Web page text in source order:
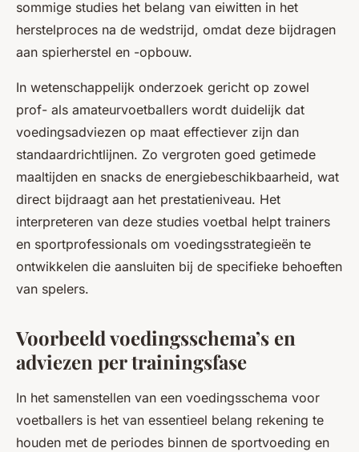
sommige studies het belang van eiwitten in het
herstelproces na de wedstrijd, omdat deze bijdragen
aan spierherstel en -opbouw.
In wetenschappelijk onderzoek gericht op zowel
prof- als amateurvoetballers wordt duidelijk dat
voedingsadviezen op maat effectiever zijn dan
standaardrichtlijnen. Zo vergroten goed getimede
maaltijden en snacks de energiebeschikbaarheid, wat
direct bijdraagt aan het prestatieniveau. Het
interpreteren van deze studies voetbal helpt trainers
en sportprofessionals om voedingsstrategieën te
ontwikkelen die aansluiten bij de specifieke behoeften
van spelers.
Voorbeeld voedingsschema’s en
adviezen per trainingsfase
In het samenstellen van een voedingsschema voor
voetballers is het van essentieel belang rekening te
houden met de periodes binnen de sportvoeding en